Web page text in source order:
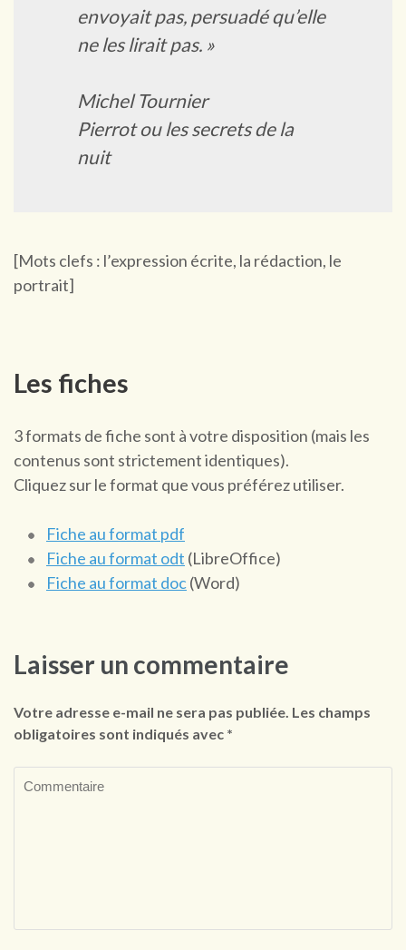
envoyait pas, persuadé qu’elle
ne les lirait pas. »
Michel Tournier
Pierrot ou les secrets de la
nuit
[Mots clefs : l’expression écrite, la rédaction, le
portrait]
Les fiches
3 formats de fiche sont à votre disposition (mais les
contenus sont strictement identiques).
Cliquez sur le format que vous préférez utiliser.
Fiche au format pdf
Fiche au format odt (LibreOffice)
Fiche au format doc(Word)
Laisser un commentaire
Votre adresse e-mail ne sera pas publiée. Les champs
obligatoires sont indiqués avec *